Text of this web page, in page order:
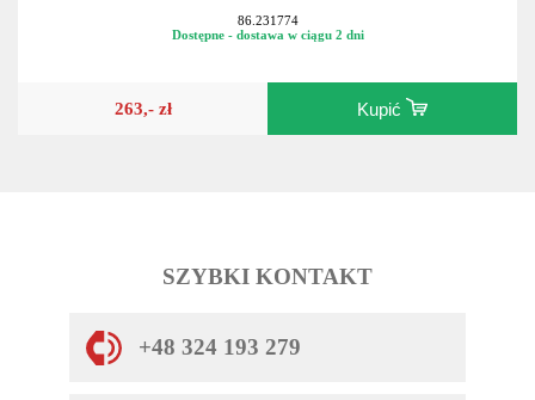
86.231774
Dostępne - dostawa w ciągu 2 dni
263,- zł Kupić
SZYBKI KONTAKT
+48 324 193 279